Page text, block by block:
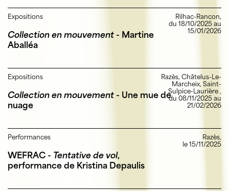
Expositions
Collection en mouvement - Martine
Aballéa
Rilhac-Rancon,
du 18/10/2025 au
15/01/2026
Expositions
Collection en mouvement - Une mue de
nuage
Razès, Châtelus-Le-
Marcheix, Saint-
Sulpice-Laurière ,
du 08/11/2025 au
21/02/2026
Performances
WEFRAC - Tentative de vol,
performance de Kristina Depaulis
Razès,
le 15/11/2025